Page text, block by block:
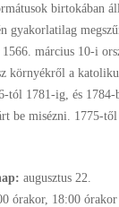
birtokában
gyakorlatilag
március 10-i
környékről a
tól 1781-ig, és
be misézni. 1775-
augusztus 22.
órakor, 18:00 órakor